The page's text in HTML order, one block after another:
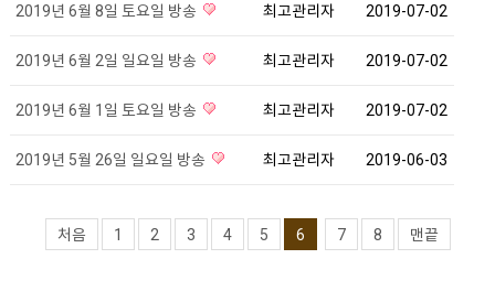
2019년 6월 8일 토요일 방송 최고관리자 2019-07-02
2019년 6월 2일 일요일 방송 최고관리자 2019-07-02
2019년 6월 1일 토요일 방송 최고관리자 2019-07-02
2019년 5월 26일 일요일 방송 최고관리자 2019-06-03
처음 1 2 3 4 5 6 7 8 맨끝